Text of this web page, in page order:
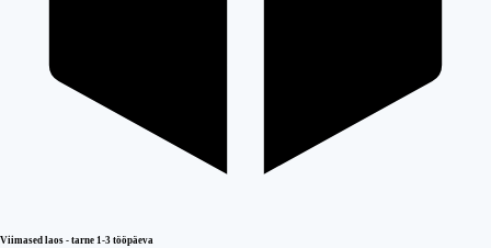
Viimased laos - tarne 1-3 tööpäeva